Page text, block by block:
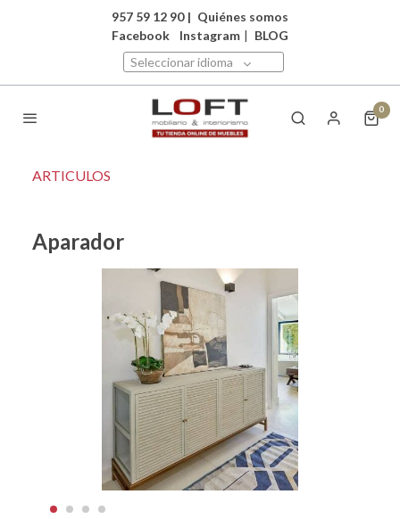
957 59 12 90 | Quiénes somos
Facebook
Instagram | BLOG
Seleccionar idioma
0
ARTICULOS
Aparador